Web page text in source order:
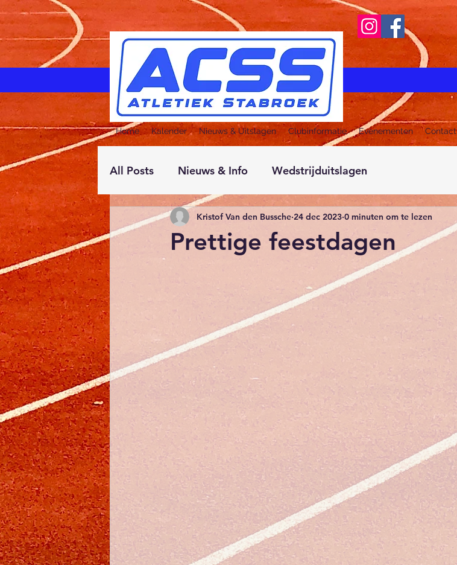
Home Kalender Nieuws & Uitslagen Clubinformatie Evenementen Contact
All Posts Nieuws & Info Wedstrijduitslagen
Prettige feestdagen
Kristof Van den Bussche 24 dec 2023 0 minuten om te lezen